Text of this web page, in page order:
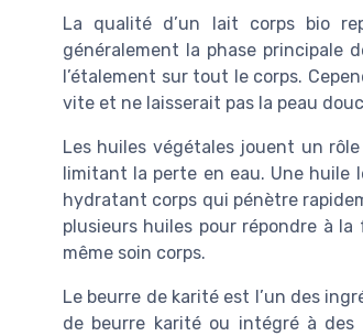
La qualité d’un lait corps bio
généralement la phase principale
l’étalement sur tout le corps.
vite et ne laisserait pas la peau
Les huiles végétales jouent un
limitant la perte en eau. Une huile
hydratant corps qui pénètre
plusieurs huiles pour répondre à
même soin corps.
Le beurre de karité est l’un des
de beurre karité ou intégré à